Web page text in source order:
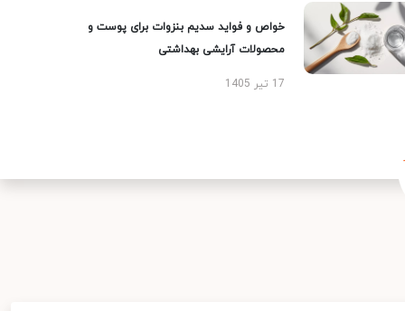
خواص و فواید سدیم بنزوات برای پوست و
محصولات آرایشی بهداشتی
17 تیر 1405